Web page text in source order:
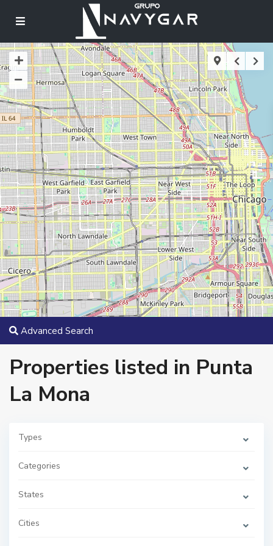
Advanced Search
Properties listed in Punta
La Mona
Types
Categories
States
Cities